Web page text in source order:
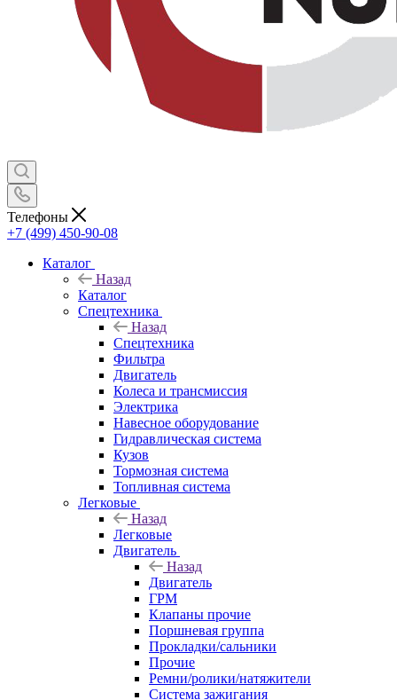
Телефоны
+7 (499) 450-90-08
Каталог
Назад
Каталог
Спецтехника
Назад
Спецтехника
Фильтра
Двигатель
Колеса и трансмиссия
Электрика
Навесное оборудование
Гидравлическая система
Кузов
Тормозная система
Топливная система
Легковые
Назад
Легковые
Двигатель
Назад
Двигатель
ГРМ
Клапаны прочие
Поршневая группа
Прокладки/сальники
Прочие
Ремни/ролики/натяжители
Система зажигания